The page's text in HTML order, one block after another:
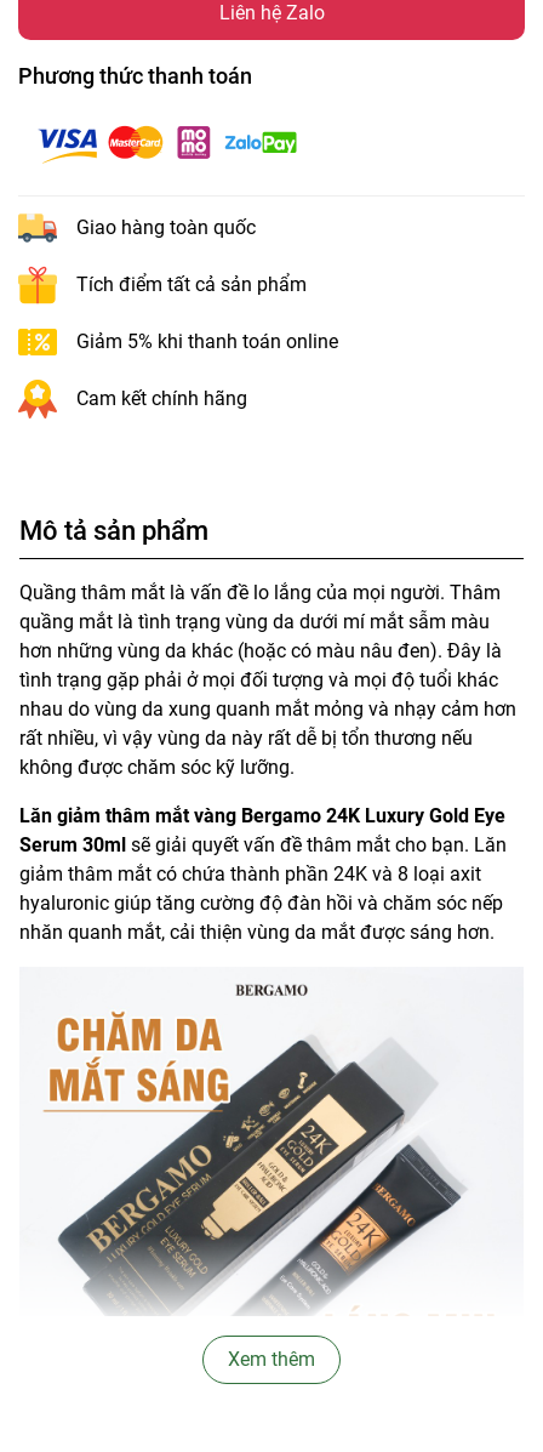
Liên hệ Zalo
Phương thức thanh toán
Giao hàng toàn quốc
Tích điểm tất cả sản phẩm
Giảm 5% khi thanh toán online
Cam kết chính hãng
Mô tả sản phẩm
Quầng thâm mắt là vấn đề lo lắng của mọi người. Thâm
quầng mắt là tình trạng vùng da dưới mí mắt sẫm màu
hơn những vùng da khác (hoặc có màu nâu đen). Đây là
tình trạng gặp phải ở mọi đối tượng và mọi độ tuổi khác
nhau do vùng da xung quanh mắt mỏng và nhạy cảm hơn
rất nhiều, vì vậy vùng da này rất dễ bị tổn thương nếu
không được chăm sóc kỹ lưỡng.
Lăn giảm thâm mắt vàng Bergamo 24K Luxury Gold Eye
Serum 30ml sẽ giải quyết vấn đề thâm mắt cho bạn. Lăn
giảm thâm mắt có chứa thành phần 24K và 8 loại axit
hyaluronic giúp tăng cường độ đàn hồi và chăm sóc nếp
nhăn quanh mắt, cải thiện vùng da mắt được sáng hơn.
Xem thêm